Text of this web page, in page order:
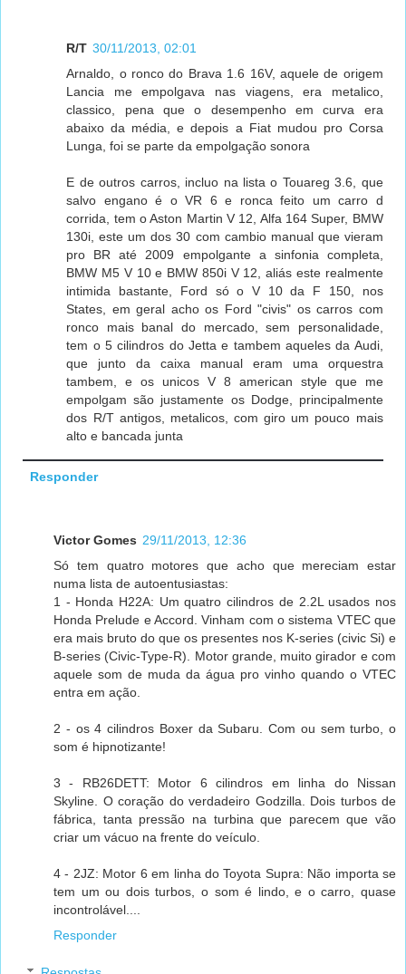
R/T 30/11/2013, 02:01
Arnaldo, o ronco do Brava 1.6 16V, aquele de origem
Lancia me empolgava nas viagens, era metalico,
classico, pena que o desempenho em curva era
abaixo da média, e depois a Fiat mudou pro Corsa
Lunga, foi se parte da empolgação sonora
E de outros carros, incluo na lista o Touareg 3.6, que
salvo engano é o VR 6 e ronca feito um carro d
corrida, tem o Aston Martin V 12, Alfa 164 Super, BMW
130i, este um dos 30 com cambio manual que vieram
pro BR até 2009 empolgante a sinfonia completa,
BMW M5 V 10 e BMW 850i V 12, aliás este realmente
intimida bastante, Ford só o V 10 da F 150, nos
States, em geral acho os Ford "civis" os carros com
ronco mais banal do mercado, sem personalidade,
tem o 5 cilindros do Jetta e tambem aqueles da Audi,
que junto da caixa manual eram uma orquestra
tambem, e os unicos V 8 american style que me
empolgam são justamente os Dodge, principalmente
dos R/T antigos, metalicos, com giro um pouco mais
alto e bancada junta
Responder
Victor Gomes 29/11/2013, 12:36
Só tem quatro motores que acho que mereciam estar
numa lista de autoentusiastas:
1 - Honda H22A: Um quatro cilindros de 2.2L usados nos
Honda Prelude e Accord. Vinham com o sistema VTEC que
era mais bruto do que os presentes nos K-series (civic Si) e
B-series (Civic-Type-R). Motor grande, muito girador e com
aquele som de muda da água pro vinho quando o VTEC
entra em ação.
2 - os 4 cilindros Boxer da Subaru. Com ou sem turbo, o
som é hipnotizante!
3 - RB26DETT: Motor 6 cilindros em linha do Nissan
Skyline. O coração do verdadeiro Godzilla. Dois turbos de
fábrica, tanta pressão na turbina que parecem que vão
criar um vácuo na frente do veículo.
4 - 2JZ: Motor 6 em linha do Toyota Supra: Não importa se
tem um ou dois turbos, o som é lindo, e o carro, quase
incontrolável....
Responder